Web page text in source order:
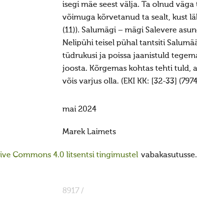
isegi mäe seest välja. Ta olnud
võimuga kõrvetanud ta sealt, kust
(11)). Salumägi – mägi Salevere
Nelipühi teisel pühal tantsiti
tüdrukusi ja poissa jaanistuld
joosta. Kõrgemas kohtas tehti tuld,
võis varjus olla. (EKI KK: [32-33]
mai 2024
Marek Laimets
Commons 4.0 litsentsi tingimustel
8917 /